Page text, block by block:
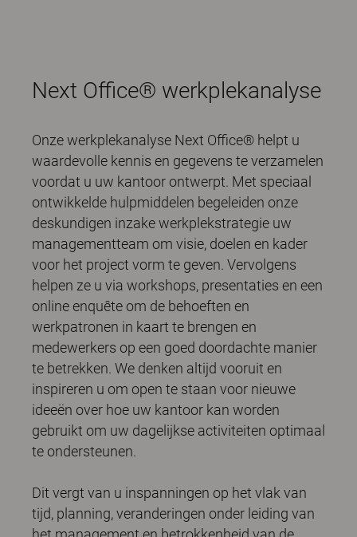
Next Office® werkplekanalyse
Onze werkplekanalyse Next Office® helpt u
waardevolle kennis en gegevens te verzamelen
voordat u uw kantoor ontwerpt. Met speciaal
ontwikkelde hulpmiddelen begeleiden onze
deskundigen inzake werkplekstrategie uw
managementteam om visie, doelen en kader
voor het project vorm te geven. Vervolgens
helpen ze u via workshops, presentaties en een
online enquête om de behoeften en
werkpatronen in kaart te brengen en
medewerkers op een goed doordachte manier
te betrekken. We denken altijd vooruit en
inspireren u om open te staan voor nieuwe
ideeën over hoe uw kantoor kan worden
gebruikt om uw dagelijkse activiteiten optimaal
te ondersteunen.
Dit vergt van u inspanningen op het vlak van
tijd, planning, veranderingen onder leiding van